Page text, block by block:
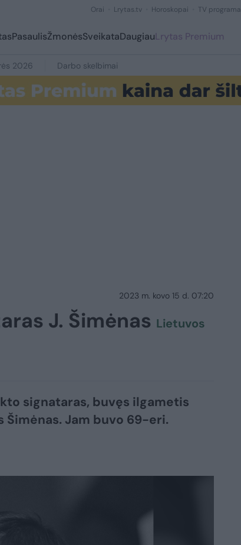
Orai Lrytas.tv Horoskopai TV programa
PasaulisŽmonėsSveikataDaugiauLrytas Premium
2026 Darbo skelbimai
2023 m. kovo 15 d. 07:20
J. Šimėnas Lietuvos
signataras, buvęs ilgametis
Šimėnas. Jam buvo 69-eri.